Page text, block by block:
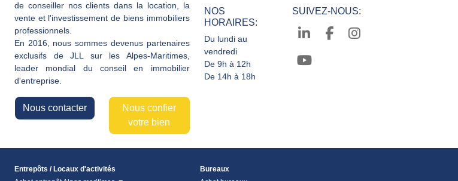
de conseiller nos clients dans la location, la
vente et l'investissement de biens immobiliers
professionnels.
En 2016, nous sommes devenus partenaires
exclusifs de JLL sur les Alpes-Maritimes,
leader mondial du conseil en immobilier
d'entreprise.
Nous contacter
Nous confier
votre bien
NOS
HORAIRES:
Du lundi au
vendredi
De 9h à 12h
De 14h à 18h
SUIVEZ-NOUS:
Entrepôts / Locaux d'activités
Bureaux